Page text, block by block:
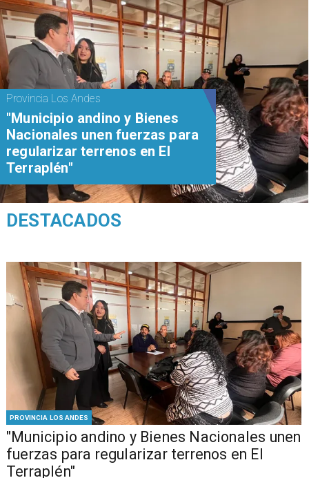
PROVINCIA LOS ANDES
"Municipio andino y Bienes Nacionales unen
fuerzas para regularizar terrenos en El
Terraplén"
Provincia Los Andes
"Municipio andino y Bienes
Nacionales unen fuerzas para
regularizar terrenos en El
Terraplén"
DESTACADOS